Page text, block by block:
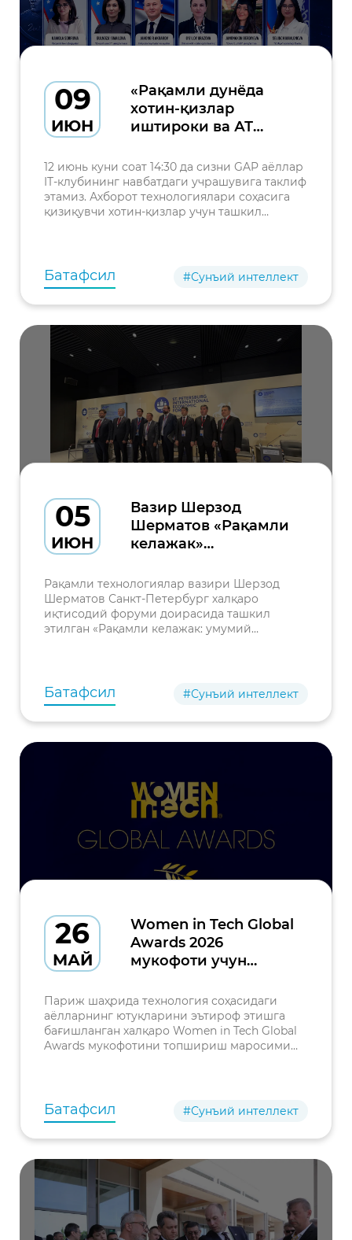
09
ИЮН
«Рақамли дунёда
хотин-қизлар
иштироки ва АТ
имкониятлар» — ўз
соҳасининг етакчи
вакиллари билан
бевосита учрашув ва
бой берманг!
12 июнь куни соат 14:30 да сизни GAP аёллар
IT-клубининг навбатдаги учрашувига таклиф
этамиз. Ахборот технологиялари соҳасига
қизиқувчи хотин-қизлар учун ташкил
Батафсил #Сунъий интеллект
05
ИЮН
Вазир Шерзод
Шерматов «Рақамли
келажак»
панель сессияда
иштирок этди
Рақамли технологиялар вазири Шерзод
Шерматов Санкт-Петербург халқаро
иқтисодий форуми доирасида ташкил
этилган «Рақамли келажак: умумий
Батафсил #Сунъий интеллект
26
МАЙ
Women in Tech Global
Awards 2026
мукофоти учун
бошланди
Париж шаҳрида технология соҳасидаги
аёлларнинг ютуқларини эътироф этишга
бағишланган халқаро Women in Tech Global
Awards мукофотини топшириш маросими
Батафсил #Сунъий интеллект